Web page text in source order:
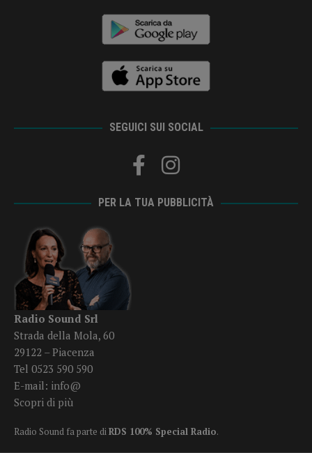
SEGUICI SUI SOCIAL
PER LA TUA PUBBLICITÀ
Radio Sound Srl
Strada della Mola, 60
29122 – Piacenza
Tel 0523 590 590
E-mail: info@
Scopri di più
Radio Sound fa parte diRDS 100% Special Radio.